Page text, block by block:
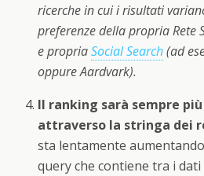
ricerche in cui i risultati
preferenze della propria Rete
e propriaSocial Search(ad
oppure Aardvark).
Il ranking sarà sempre
attraverso la stringa dei
sta lentamente
query che contiene tra i